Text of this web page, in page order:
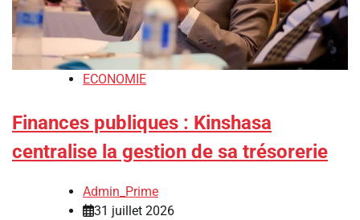
ECONOMIE
Finances publiques : Kinshasa
centralise la gestion de sa trésorerie
Admin_Prime
31 juillet 2026